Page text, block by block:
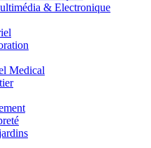
& Electronique
Medical